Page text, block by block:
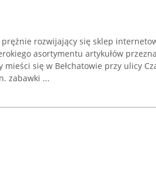
rozwijający się sklep
asortymentu artykułów
mieści się w Bełchatowie przy ulicy
zabawki ...